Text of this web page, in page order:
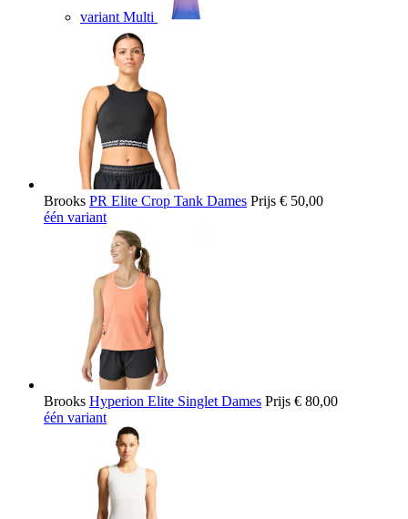
variant Multi
Brooks PR Elite Crop Tank Dames Prijs € 50,00
één variant
Brooks Hyperion Elite Singlet Dames Prijs € 80,00
één variant